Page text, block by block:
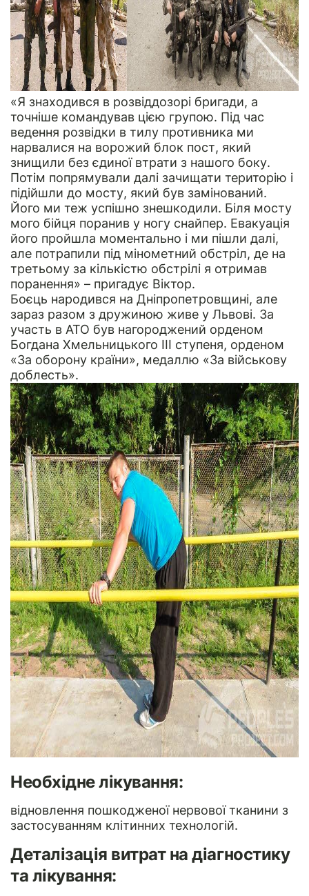
«Я знаходився в розвіддозорі бригади, а
точніше командував цією групою. Під час
ведення розвідки в тилу противника ми
нарвалися на ворожий блок пост, який
знищили без єдиної втрати з нашого боку.
Потім попрямували далі зачищати територію і
підійшли до мосту, який був замінований.
Його ми теж успішно знешкодили. Біля мосту
мого бійця поранив у ногу снайпер. Евакуація
його пройшла моментально і ми пішли далі,
але потрапили під мінометний обстріл, де на
третьому за кількістю обстрілі я отримав
поранення» – пригадує Віктор.
Боєць народився на Дніпропетровщині, але
зараз разом з дружиною живе у Львові. За
участь в АТО був нагороджений орденом
Богдана Хмельницького ІІІ ступеня, орденом
«За оборону країни», медаллю «За військову
доблесть».
Необхідне лікування:
відновлення пошкодженої нервової тканини з
застосуванням клітинних технологій.
Деталізація витрат на діагностику
та лікування: